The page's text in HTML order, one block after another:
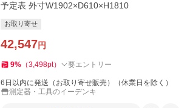
予定表 外寸W1902×D610×H1810
お取り寄せ
42,547円
9% （3,498pt） 要エントリー
6日以内に発送（お取り寄せ販売）（休業日を除く）
測定器・工具のイーデンキ